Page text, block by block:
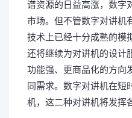
谱资源的日益高涨，数字
市场。但不管数字对讲机
技术上已经十分成熟的模
还将继续为对讲机的设计
功能强、更商品化的方向
同需求。数字对讲机在短
机，这二种对讲机将发挥